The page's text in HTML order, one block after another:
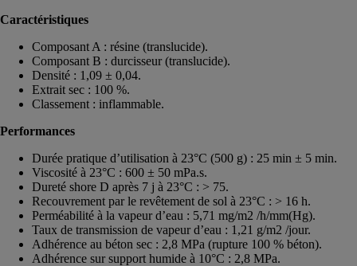
Caractéristiques
Composant A : résine (translucide).
Composant B : durcisseur (translucide).
Densité : 1,09 ± 0,04.
Extrait sec : 100 %.
Classement : inflammable.
Performances
Durée pratique d’utilisation à 23°C (500 g) : 25 min ± 5 min.
Viscosité à 23°C : 600 ± 50 mPa.s.
Dureté shore D après 7 j à 23°C : > 75.
Recouvrement par le revêtement de sol à 23°C : > 16 h.
Perméabilité à la vapeur d’eau : 5,71 mg/m2 /h/mm(Hg).
Taux de transmission de vapeur d’eau : 1,21 g/m2 /jour.
Adhérence au béton sec : 2,8 MPa (rupture 100 % béton).
Adhérence sur support humide à 10°C : 2,8 MPa.